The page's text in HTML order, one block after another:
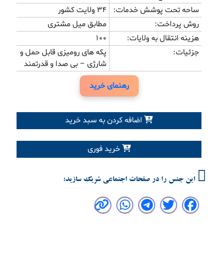
ساحه تحت پوشش خدمات:
۳۴ ولایت کشور
روش پرداخت:
مطابق میل مشتری
هزینه انتقال به ولایات:
100
جزئیات:
پکه های رومیزی قابل حمل و
شارژی – بی صدا و قدرتمند
رهنمای خرید
اضافه کردن به سبد خرید
خرید فوری
این جنس را در صفحات اجتماعی شریک سازید: